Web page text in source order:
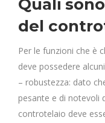
Quali
del
Per le funzioni che è
deve possedere
– robustezza: dato
pesante e di notevoli
controtelaio deve